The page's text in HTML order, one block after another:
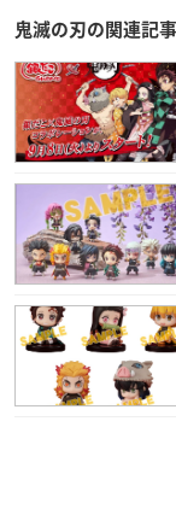
鬼滅の刃の関連記事